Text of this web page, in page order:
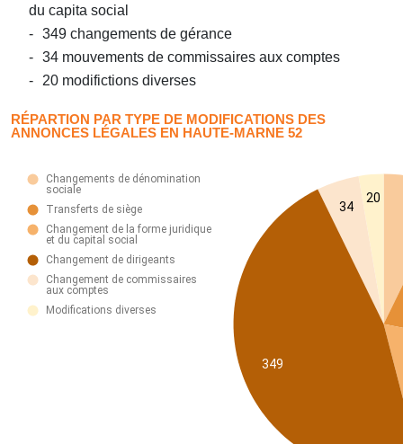
du capita social
349 changements de gérance
34 mouvements de commissaires aux comptes
20 modifictions diverses
RÉPARTION PAR TYPE DE MODIFICATIONS DES
ANNONCES LÉGALES EN HAUTE-MARNE 52